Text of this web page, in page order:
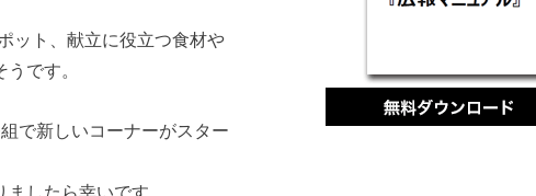
ット、献立に役立つ食材や
です。
で新しいコーナーがスター
したら幸いです。